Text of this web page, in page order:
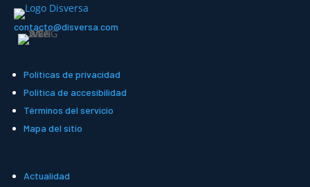
contacto@disversa.com
Políticas de privacidad
Política de accesibilidad
Términos del servicio
Mapa del sitio
Actualidad